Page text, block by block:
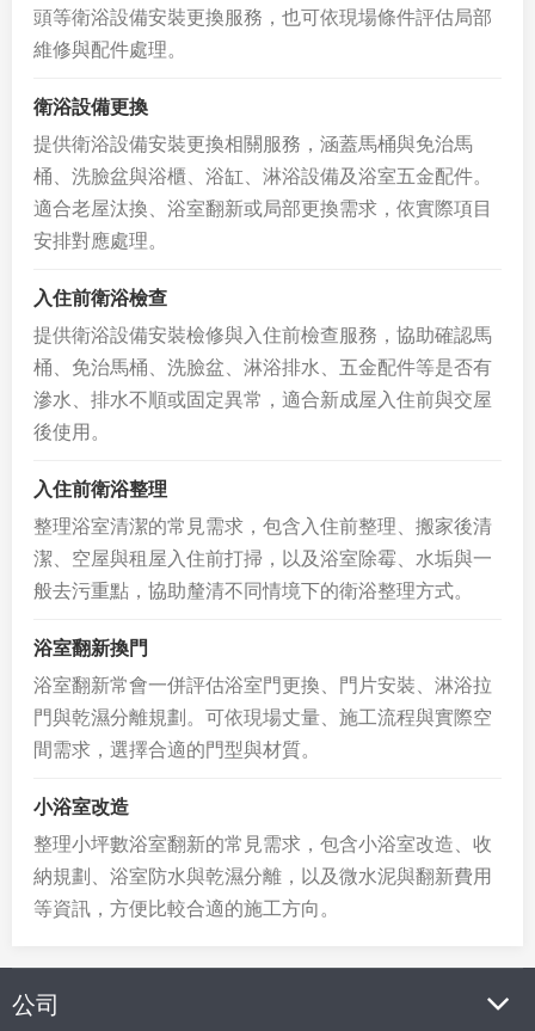
頭等衛浴設備安裝更換服務，也可依現場條件評估局部
維修與配件處理。
衛浴設備更換
提供衛浴設備安裝更換相關服務，涵蓋馬桶與免治馬
桶、洗臉盆與浴櫃、浴缸、淋浴設備及浴室五金配件。
適合老屋汰換、浴室翻新或局部更換需求，依實際項目
安排對應處理。
入住前衛浴檢查
提供衛浴設備安裝檢修與入住前檢查服務，協助確認馬
桶、免治馬桶、洗臉盆、淋浴排水、五金配件等是否有
滲水、排水不順或固定異常，適合新成屋入住前與交屋
後使用。
入住前衛浴整理
整理浴室清潔的常見需求，包含入住前整理、搬家後清
潔、空屋與租屋入住前打掃，以及浴室除霉、水垢與一
般去污重點，協助釐清不同情境下的衛浴整理方式。
浴室翻新換門
浴室翻新常會一併評估浴室門更換、門片安裝、淋浴拉
門與乾濕分離規劃。可依現場丈量、施工流程與實際空
間需求，選擇合適的門型與材質。
小浴室改造
整理小坪數浴室翻新的常見需求，包含小浴室改造、收
納規劃、浴室防水與乾濕分離，以及微水泥與翻新費用
等資訊，方便比較合適的施工方向。
公司